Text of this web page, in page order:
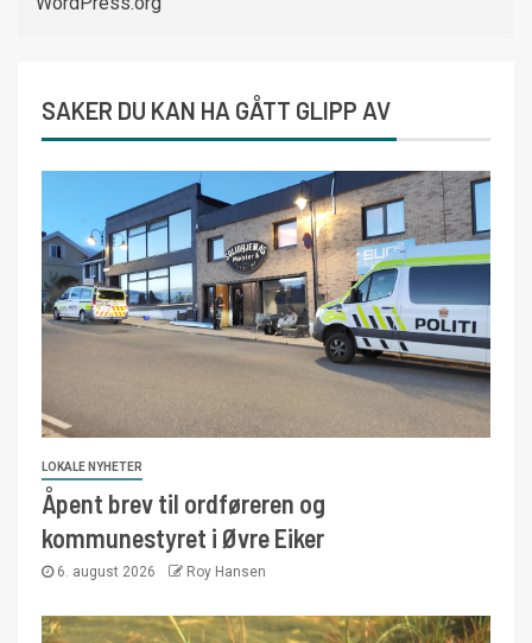
SAKER DU KAN HA GÅTT GLIPP AV
LOKALE NYHETER
Åpent brev til ordføreren og
kommunestyret i Øvre Eiker
6. august 2026 Roy Hansen